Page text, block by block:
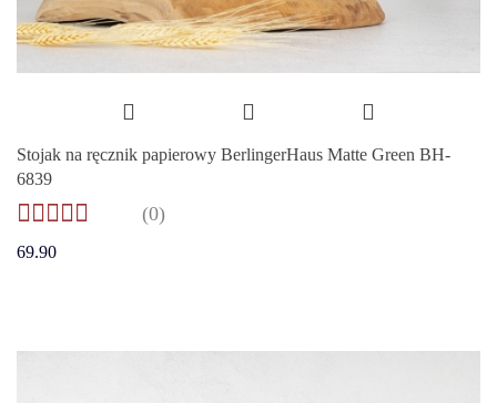
Stojak na ręcznik papierowy BerlingerHaus Matte Green BH-
6839
(0)
69.90